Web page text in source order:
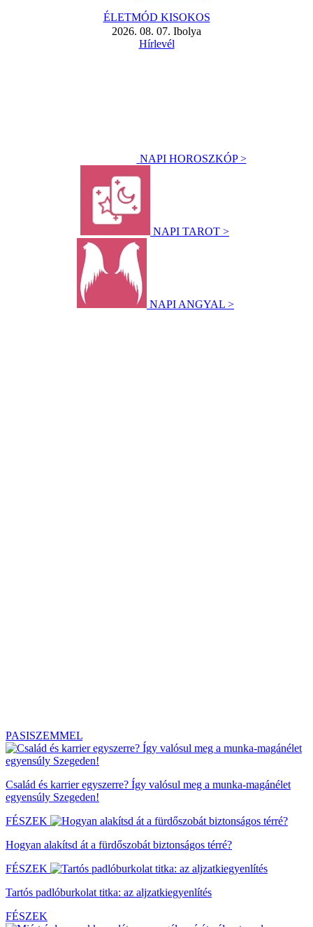
ÉLETMÓD KISOKOS
2026. 08. 07. Ibolya
Hírlevél
NAPI HOROSZKÓP >
NAPI TAROT >
NAPI ANGYAL >
PASISZEMMEL
Család és karrier egyszerre? Így valósul meg a munka-magánélet
egyensúly Szegeden!
FÉSZEK
Hogyan alakítsd át a fürdőszobát biztonságos térré?
FÉSZEK
Tartós padlóburkolat titka: az aljzatkiegyenlítés
FÉSZEK